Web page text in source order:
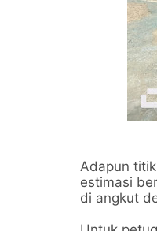
Adapun
estimasi
di angkut